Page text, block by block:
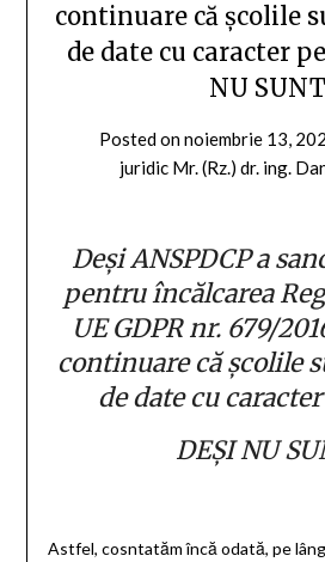
continuare că școlile
de date cu caracter
NU SUNT
Posted onnoiembrie 13,
juridic Mr. (Rz.) dr. ing.
Deși ANSPDCP a
pentru încălcarea
UE GDPR nr. 679/
continuare că școlile
de date cu
DEȘI NU
Astfel, cosntatăm încă odată, pe